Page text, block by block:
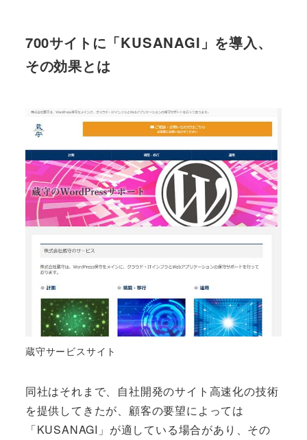
700サイトに「KUSANAGI」を導入、
その効果とは
蔵守サービスサイト
同社はそれまで、自社開発のサイト高速化の技術
を提供してきたが、顧客の要望によっては
「KUSANAGI」が適している場合があり、その